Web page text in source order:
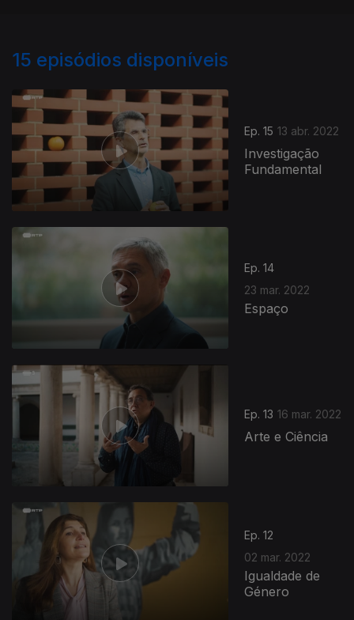
15 episódios disponíveis
Ep. 15 13 abr. 2022
Investigação
Fundamental
Ep. 14
23 mar. 2022
Espaço
Ep. 13 16 mar. 2022
Arte e Ciência
Ep. 12
02 mar. 2022
Igualdade de
Género